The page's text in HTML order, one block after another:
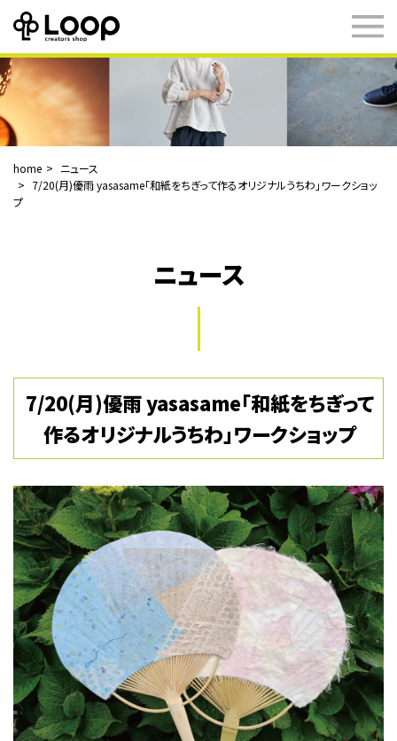
home
ニュース
7/20(月)優雨 yasasame「和紙をちぎって作るオリジナルうちわ」ワークショッ
プ
ニュース
7/20(月)優雨 yasasame「和紙をちぎって
作るオリジナルうちわ」ワークショップ